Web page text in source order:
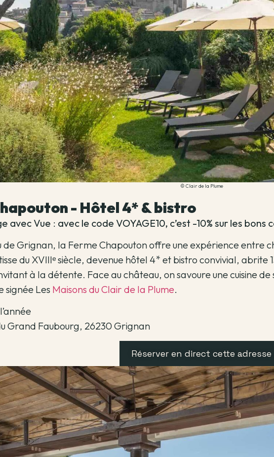
© Clair de la Plume
- Hôtel 4* & bistro
avec Vue : avec le code VOYAGE10, c’est -10% sur les bons
de Grignan, la Ferme Chapouton offre une expérience entre
du XVIIIᵉ siècle, devenue hôtel 4* et bistro convivial, abrite
à la détente. Face au château, on savoure une cuisine
signée Les Maisons du Clair de la Plume.
Grand Faubourg, 26230 Grignan
Réserver en direct cette adresse